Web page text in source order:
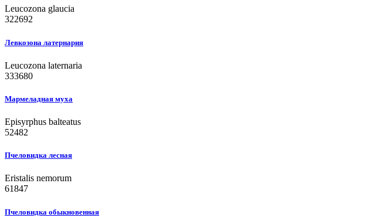
Leucozona glaucia
322692
Левкозона латернария
Leucozona laternaria
333680
Мармеладная муха
Episyrphus balteatus
52482
Пчеловидка лесная
Eristalis nemorum
61847
Пчеловидка обыкновенная